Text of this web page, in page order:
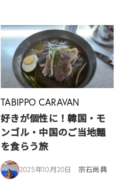
TABIPPO CARAVAN
好きが個性に！韓国・モ
ンゴル・中国のご当地麺
を食らう旅
2025年10月20日 宗石尚典